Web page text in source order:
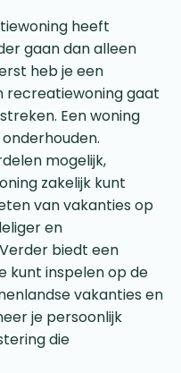
heeft
gaan dan alleen
heb je een
recreatiewoning gaat
Een woning
mogelijk,
zakelijk kunt
van vakanties op
en
biedt een
kunt inspelen op de
vakanties en
je persoonlijk
die